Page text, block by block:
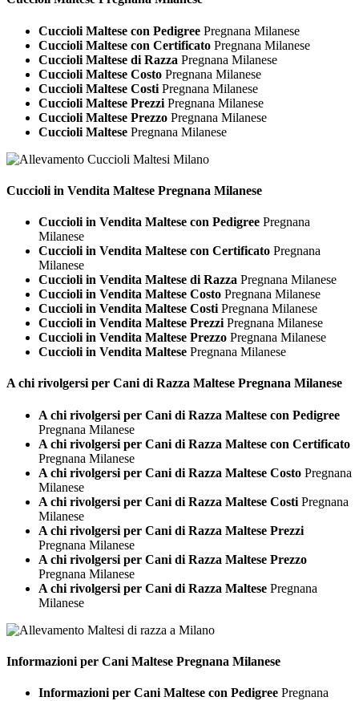
Cuccioli Maltese con Pedigree Pregnana Milanese
Cuccioli Maltese con Certificato Pregnana Milanese
Cuccioli Maltese di Razza Pregnana Milanese
Cuccioli Maltese Costo Pregnana Milanese
Cuccioli Maltese Costi Pregnana Milanese
Cuccioli Maltese Prezzi Pregnana Milanese
Cuccioli Maltese Prezzo Pregnana Milanese
Cuccioli Maltese Pregnana Milanese
Cuccioli in Vendita Maltese Pregnana Milanese
Cuccioli in Vendita Maltese con Pedigree Pregnana
Milanese
Cuccioli in Vendita Maltese con Certificato Pregnana
Milanese
Cuccioli in Vendita Maltese di Razza Pregnana Milanese
Cuccioli in Vendita Maltese Costo Pregnana Milanese
Cuccioli in Vendita Maltese Costi Pregnana Milanese
Cuccioli in Vendita Maltese Prezzi Pregnana Milanese
Cuccioli in Vendita Maltese Prezzo Pregnana Milanese
Cuccioli in Vendita Maltese Pregnana Milanese
A chi rivolgersi per Cani di Razza Maltese Pregnana Milanese
A chi rivolgersi per Cani di Razza Maltese con Pedigree
Pregnana Milanese
A chi rivolgersi per Cani di Razza Maltese con Certificato
Pregnana Milanese
A chi rivolgersi per Cani di Razza Maltese Costo Pregnana
Milanese
A chi rivolgersi per Cani di Razza Maltese Costi Pregnana
Milanese
A chi rivolgersi per Cani di Razza Maltese Prezzi
Pregnana Milanese
A chi rivolgersi per Cani di Razza Maltese Prezzo
Pregnana Milanese
A chi rivolgersi per Cani di Razza Maltese Pregnana
Milanese
Informazioni per Cani Maltese Pregnana Milanese
Informazioni per Cani Maltese con Pedigree Pregnana